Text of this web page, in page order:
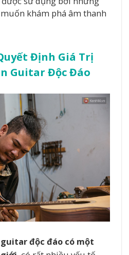
khám phá âm thanh
Định Giá Trị
Guitar Độc Đáo
độc đáo có một